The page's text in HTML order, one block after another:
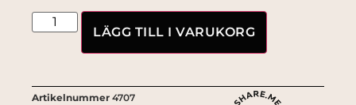
LÄGG TILL I VARUKORG
Artikelnummer 4707